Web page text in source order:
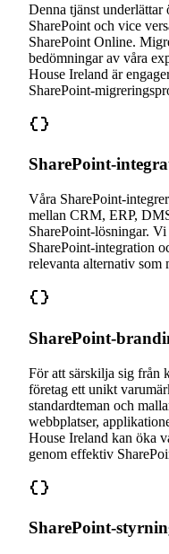
Denna tjänst
SharePoint och vice
SharePoint Online.
bedömningar av våra
House Ireland är
SharePoint-
SharePoint-
Våra SharePoint-
mellan CRM, ERP,
SharePoint-lösningar.
SharePoint-integration
relevanta alternativ
SharePoint-
För att särskilja sig från
företag ett unikt
standardteman och
webbplatser,
House Ireland kan öka
genom effektiv
SharePoint-